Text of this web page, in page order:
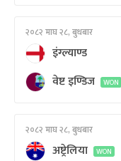
२०८२ माघ २८, बुधबार
इंग्ल्याण्ड
वेष्ट इण्डिज
WON
२०८२ माघ २८, बुधबार
अष्ट्रेलिया WON